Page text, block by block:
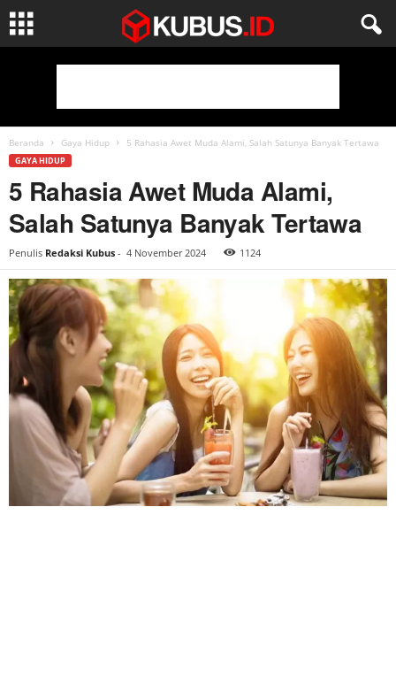
Beranda Gaya Hidup 5 Rahasia Awet Muda Alami, Salah Satunya Banyak Tertawa
GAYA HIDUP
5 Rahasia Awet Muda Alami,
Salah Satunya Banyak Tertawa
Penulis Redaksi Kubus - 4 November 2024 1124